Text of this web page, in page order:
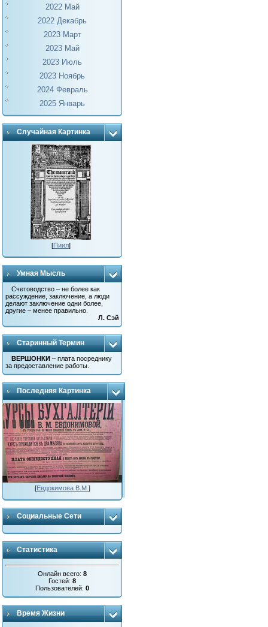
2022 Май
2022 Декабрь
2023 Март
2023 Май
2023 Июль
2023 Ноябрь
2024 Февраль
2025 Январь
Случайная Картинка
[Пиил]
Умная Мысль
Счетоводство – не более как
рассуждение, заключение, а люди
делают заключение одни более,
другие – менее правильно.
Л. Сэй
Старинный Термин
ВЕРШОНКИ – плата посреднику
за предоставление работы.
Последняя Картинка
[Евдокимова В.М. ]
Социальные Сети
Статистика
Онлайн всего:8
Гостей:8
Пользователей:0
Время Жизни